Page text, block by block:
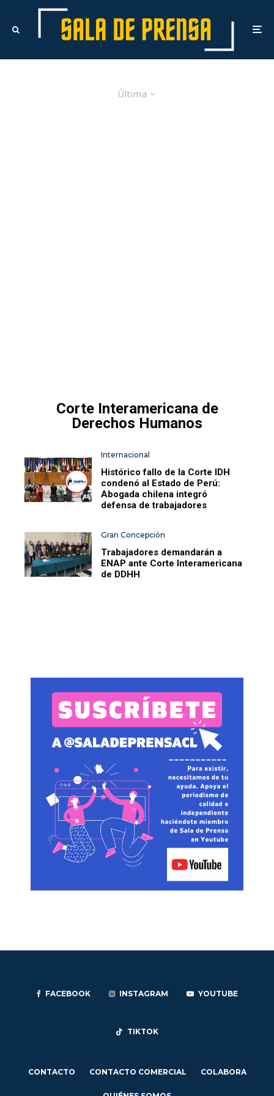
Última
Corte Interamericana de
Derechos Humanos
Internacional
Histórico fallo de la Corte IDH
condenó al Estado de Perú:
Abogada chilena integró
defensa de trabajadores
Gran Concepción
Trabajadores demandarán a
ENAP ante Corte Interamericana
de DDHH
FACEBOOK INSTAGRAM YOUTUBE
TIKTOK
CONTACTO CONTACTO COMERCIAL COLABORA